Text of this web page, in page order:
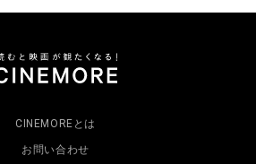
CINEMOREとは
お問い合わせ